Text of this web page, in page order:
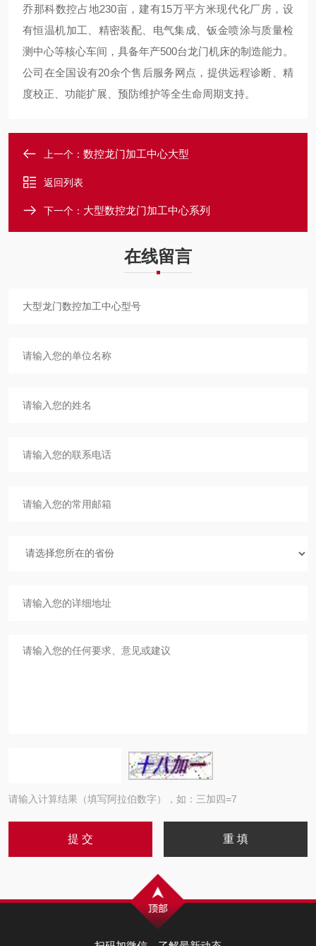
乔那科数控占地230亩，建有15万平方米现代化厂房，设
有恒温机加工、精密装配、电气集成、钣金喷涂与质量检
测中心等核心车间，具备年产500台龙门机床的制造能力。
公司在全国设有20余个售后服务网点，提供远程诊断、精
度校正、功能扩展、预防维护等全生命周期支持。
上一个： 数控龙门加工中心大型
返回列表
下一个： 大型数控龙门加工中心系列
在线留言
请输入计算结果（填写阿拉伯数字），如：三加四=7